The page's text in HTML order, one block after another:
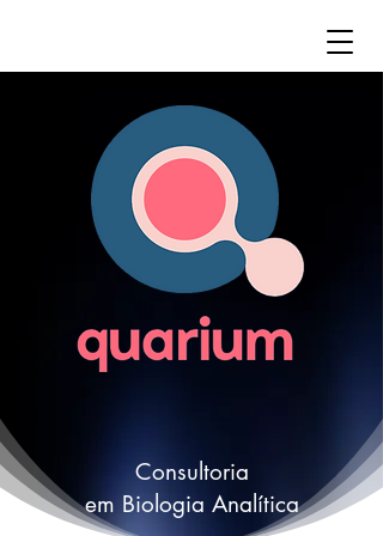
Consultoria
em Biologia Analítica